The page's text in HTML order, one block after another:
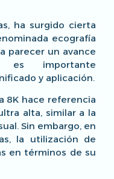
ha surgido cierta
ecografía
parecer un avance
es importante
y aplicación.
8K hace referencia
alta, similar a la
Sin embargo, en
la utilización de
en términos de su